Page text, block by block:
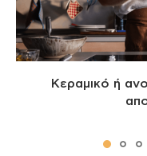
Κεραμικό ή